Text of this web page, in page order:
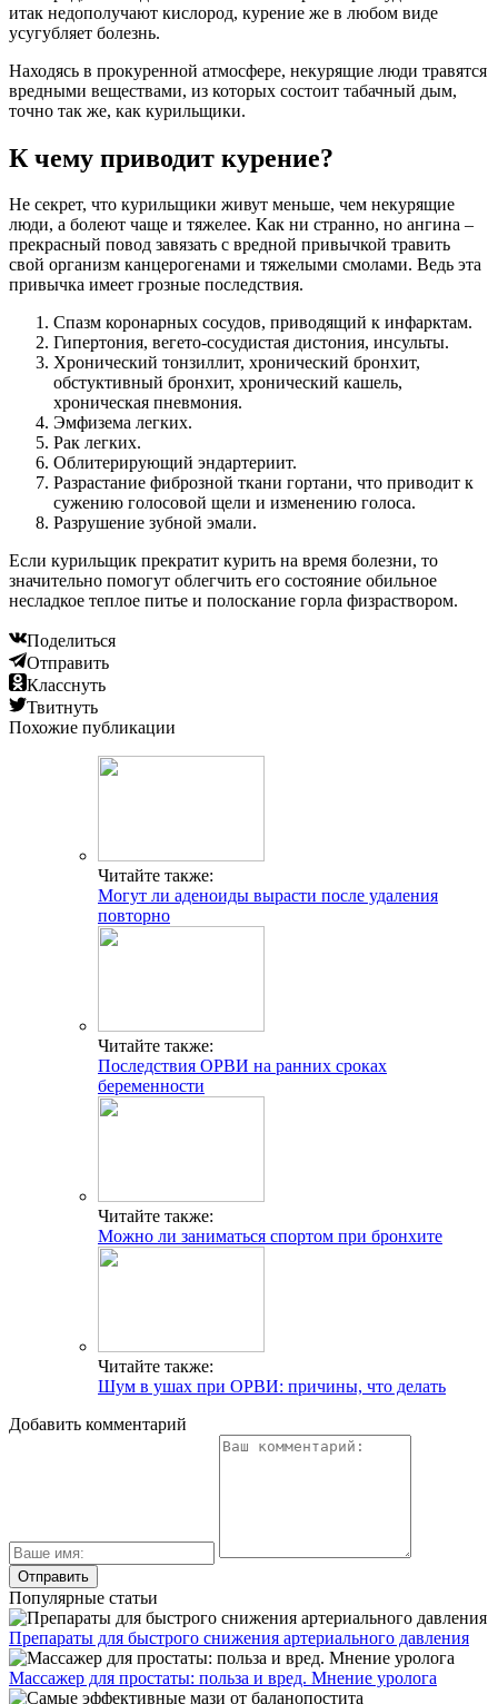
итак недополучают кислород, курение же в любом виде
усугубляет болезнь.
Находясь в прокуренной атмосфере, некурящие люди травятся
вредными веществами, из которых состоит табачный дым,
точно так же, как курильщики.
К чему приводит курение?
Не секрет, что курильщики живут меньше, чем некурящие
люди, а болеют чаще и тяжелее. Как ни странно, но ангина –
прекрасный повод завязать с вредной привычкой травить
свой организм канцерогенами и тяжелыми смолами. Ведь эта
привычка имеет грозные последствия.
Спазм коронарных сосудов, приводящий к инфарктам.
Гипертония, вегето-сосудистая дистония, инсульты.
Хронический тонзиллит, хронический бронхит,
обстуктивный бронхит, хронический кашель,
хроническая пневмония.
Эмфизема легких.
Рак легких.
Облитерирующий эндартериит.
Разрастание фиброзной ткани гортани, что приводит к
сужению голосовой щели и изменению голоса.
Разрушение зубной эмали.
Если курильщик прекратит курить на время болезни, то
значительно помогут облегчить его состояние обильное
несладкое теплое питье и полоскание горла физраствором.
Поделиться
Отправить
Класснуть
Твитнуть
Похожие публикации
Читайте также:
Могут ли аденоиды вырасти после удаления
повторно
Читайте также:
Последствия ОРВИ на ранних сроках
беременности
Читайте также:
Можно ли заниматься спортом при бронхите
Читайте также:
Шум в ушах при ОРВИ: причины, что делать
Добавить комментарий
Популярные статьи
Препараты для быстрого снижения артериального давления
Массажер для простаты: польза и вред. Мнение уролога